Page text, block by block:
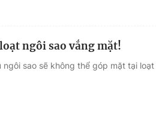
ngôi sao vắng mặt!
ngôi sao sẽ không thể góp mặt tại loạt